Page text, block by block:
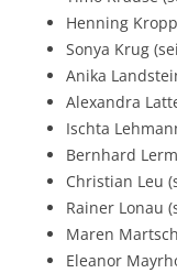
Henning
Sonya Krug
Anika
Alexandra
Ischta
Bernhard
Christian Leu
Rainer Lonau
Maren
Eleanor